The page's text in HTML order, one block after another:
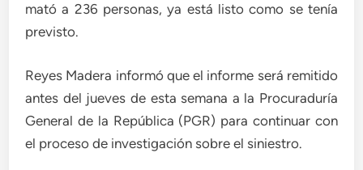
mató a 236 personas, ya está listo como se tenía
previsto.
Reyes Madera informó que el informe será remitido
antes del jueves de esta semana a la Procuraduría
General de la República (PGR) para continuar con
el proceso de investigación sobre el siniestro.